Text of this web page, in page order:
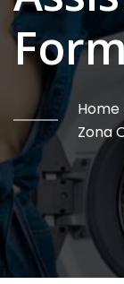
Home
Zona